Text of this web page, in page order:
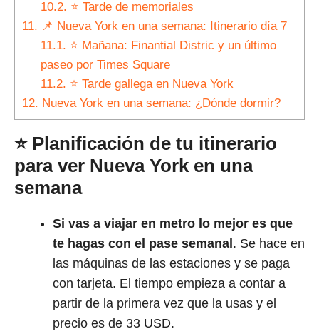
10.2. ⭐ Tarde de memoriales
11. 📌 Nueva York en una semana: Itinerario día 7
11.1. ⭐ Mañana: Finantial Distric y un último
paseo por Times Square
11.2. ⭐ Tarde gallega en Nueva York
12. Nueva York en una semana: ¿Dónde dormir?
⭐ Planificación de tu itinerario
para ver Nueva York en una
semana
Si vas a viajar en metro lo mejor es que
te hagas con el pase semanal. Se hace en
las máquinas de las estaciones y se paga
con tarjeta. El tiempo empieza a contar a
partir de la primera vez que la usas y el
precio es de 33 USD.